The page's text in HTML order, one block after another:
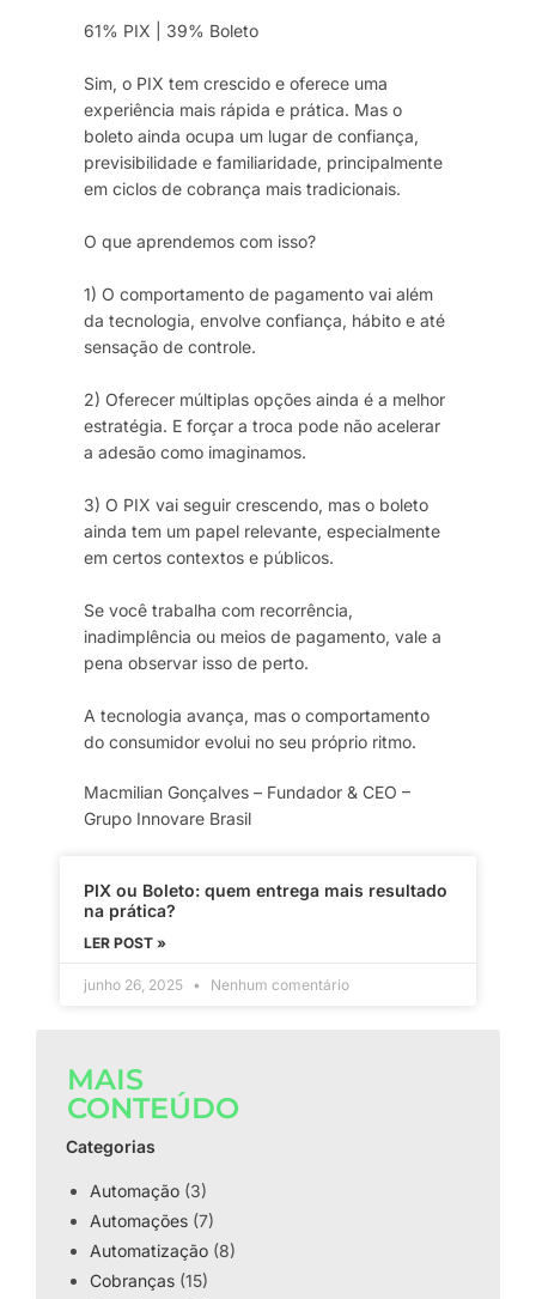
61% PIX | 39% Boleto
Sim, o PIX tem crescido e oferece uma
experiência mais rápida e prática. Mas o
boleto ainda ocupa um lugar de confiança,
previsibilidade e familiaridade, principalmente
em ciclos de cobrança mais tradicionais.
O que aprendemos com isso?
1) O comportamento de pagamento vai além
da tecnologia, envolve confiança, hábito e até
sensação de controle.
2) Oferecer múltiplas opções ainda é a melhor
estratégia. E forçar a troca pode não acelerar
a adesão como imaginamos.
3) O PIX vai seguir crescendo, mas o boleto
ainda tem um papel relevante, especialmente
em certos contextos e públicos.
Se você trabalha com recorrência,
inadimplência ou meios de pagamento, vale a
pena observar isso de perto.
A tecnologia avança, mas o comportamento
do consumidor evolui no seu próprio ritmo.
Macmilian Gonçalves – Fundador & CEO –
Grupo Innovare Brasil
PIX ou Boleto: quem entrega mais resultado
na prática?
LER POST »
junho 26, 2025 Nenhum comentário
MAIS
CONTEÚDO
Categorias
Automação (3)
Automações (7)
Automatização (8)
Cobranças (15)